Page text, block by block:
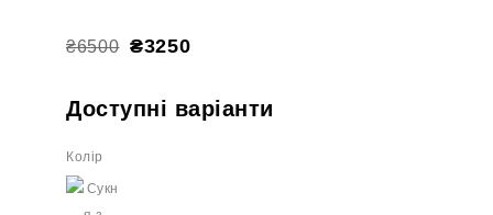
₴6500 ₴3250
Доступні варіанти
Колір